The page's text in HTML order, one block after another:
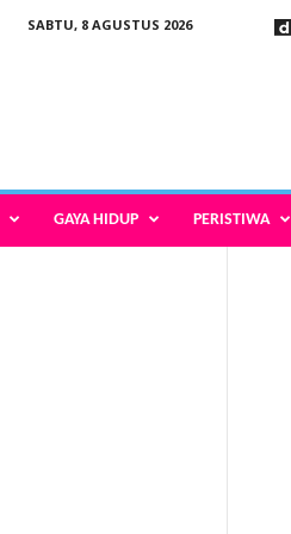
SABTU, 8 AGUSTUS 2026
GAYA HIDUP PERISTIWA